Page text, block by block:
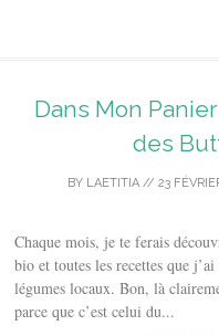
Dans Mon
des
BY LAETITIA// 23
Chaque mois, je te ferais
bio et toutes les recettes que
légumes locaux. Bon, là
parce que c’est celui du...